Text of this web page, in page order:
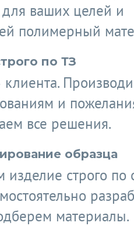
ваших целей и
полимерный
по ТЗ
и
все решения.
образца
изделие строго по
материалы.